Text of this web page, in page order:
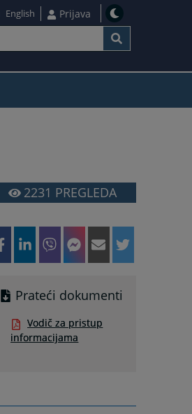
English Prijava
2231 PREGLEDA
Prateći dokumenti
Vodič za pristup
informacijama